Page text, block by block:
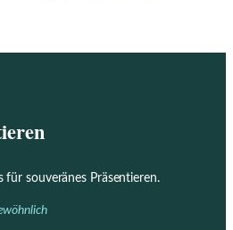
für souveränes Präsentieren.